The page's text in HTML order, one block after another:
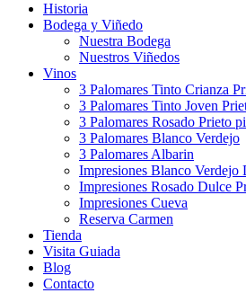
Historia
Bodega y Viñedo
Nuestra Bodega
Nuestros Viñedos
Vinos
3 Palomares Tinto Crianza
3 Palomares Tinto Joven
3 Palomares Rosado Prieto
3 Palomares Blanco Verdejo
3 Palomares Albarin
Impresiones Blanco Verdejo
Impresiones Rosado Dulce
Impresiones Cueva
Reserva Carmen
Tienda
Visita Guiada
Blog
Contacto